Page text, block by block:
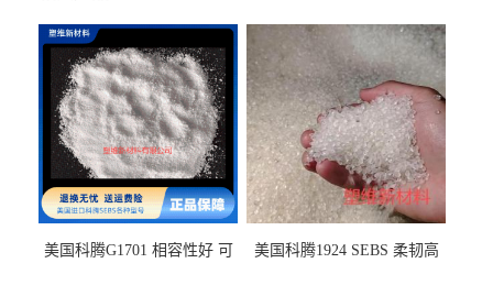
美国科腾G1701 相容性好 可
美国科腾1924 SEBS 柔韧高